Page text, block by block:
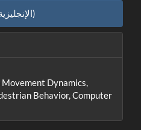
PDF (الإنجليزية)
Movement Dynamics,
Behavior, Computer